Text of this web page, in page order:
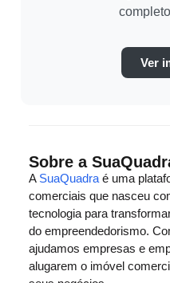
Ver
Sobre a
A SuaQuadra é uma
comerciais que nasceu
tecnologia para
do empreendedorismo.
ajudamos empresas e
alugarem o imóvel